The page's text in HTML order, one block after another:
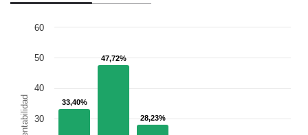
Rentabilidad 33,40%
33,40%
47,72%
47,72%
28,23%
28,23%
30
40
50
60